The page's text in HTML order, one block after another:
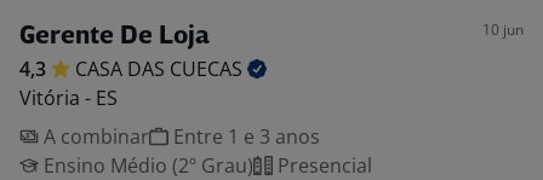
Gerente De Loja 10 jun
4,3 CASA DAS CUECAS
Vitória - ES
A combinar
Entre 1 e 3 anos
Ensino Médio (2º Grau)
Presencial